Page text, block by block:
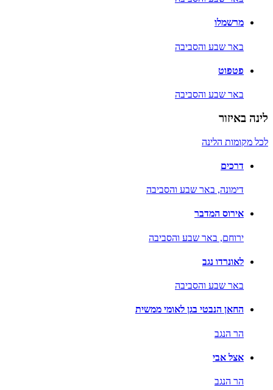
מרשמלו
באר שבע והסביבה
פטפוט
באר שבע והסביבה
לינה באיזור
לכל מקומות הלינה
דרכים
דימונה, באר שבע והסביבה
אירוס המדבר
ירוחם, באר שבע והסביבה
לאונרדו נגב
באר שבע והסביבה
החאן הנבטי בגן לאומי ממשית
הר הנגב
אצל אבי
הר הנגב